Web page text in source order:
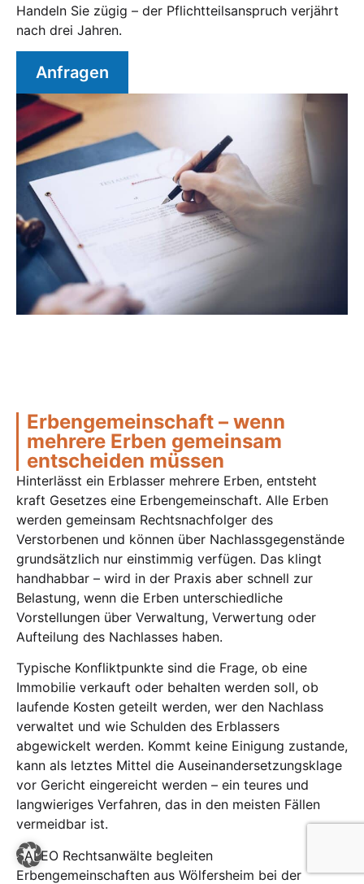
Handeln Sie zügig – der Pflichtteilsanspruch verjährt
nach drei Jahren.
Anfragen
Erbengemeinschaft – wenn
mehrere Erben gemeinsam
entscheiden müssen
Hinterlässt ein Erblasser mehrere Erben, entsteht
kraft Gesetzes eine Erbengemeinschaft. Alle Erben
werden gemeinsam Rechtsnachfolger des
Verstorbenen und können über Nachlassgegenstände
grundsätzlich nur einstimmig verfügen. Das klingt
handhabbar – wird in der Praxis aber schnell zur
Belastung, wenn die Erben unterschiedliche
Vorstellungen über Verwaltung, Verwertung oder
Aufteilung des Nachlasses haben.
Typische Konfliktpunkte sind die Frage, ob eine
Immobilie verkauft oder behalten werden soll, ob
laufende Kosten geteilt werden, wer den Nachlass
verwaltet und wie Schulden des Erblassers
abgewickelt werden. Kommt keine Einigung zustande,
kann als letztes Mittel die Auseinandersetzungsklage
vor Gericht eingereicht werden – ein teures und
langwieriges Verfahren, das in den meisten Fällen
vermeidbar ist.
SALEO Rechtsanwälte begleiten
Erbengemeinschaften aus Wölfersheim bei der